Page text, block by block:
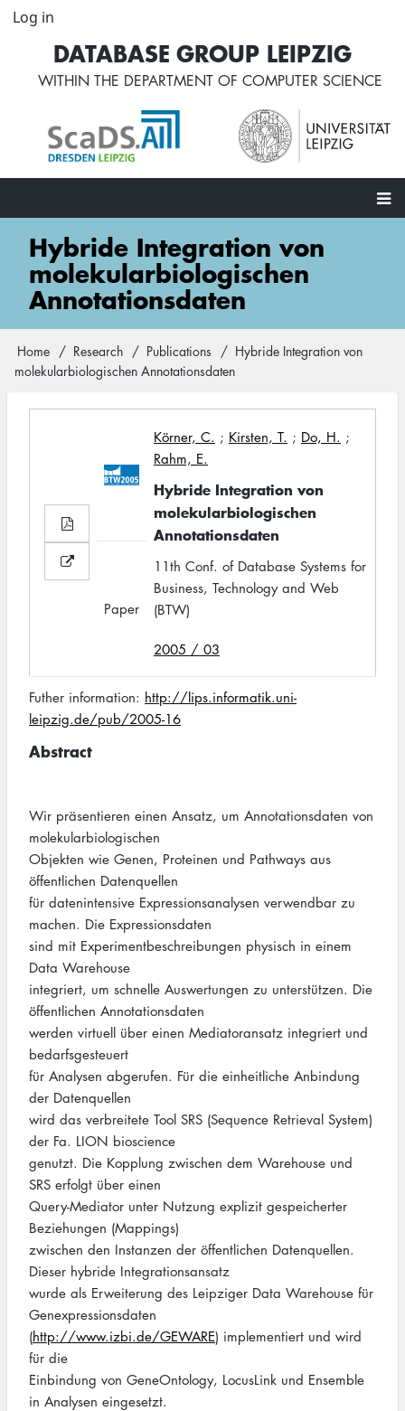
Skip
content
User
account
menu
Log in
DATABASE GROUP LEIPZIG
WITHIN THE DEPARTMENT OF COMPUTER SCIENCE
Main
navigation
Hybride Integration von
molekularbiologischen
Annotationsdaten
Breadcrumb
Home Research Publications
Hybride Integration von
molekularbiologischen Annotationsdaten
Körner, C. ; Kirsten, T. ; Do, H. ;
Rahm, E.
Hybride Integration von
molekularbiologischen
Annotationsdaten
11th Conf. of Database Systems for
Business, Technology and Web
(BTW)
2005 / 03
Paper
Futher information: http://lips.informatik.uni-
leipzig.de/pub/2005-16
Abstract
Wir präsentieren einen Ansatz, um Annotationsdaten von
molekularbiologischen
Objekten wie Genen, Proteinen und Pathways aus
öffentlichen Datenquellen
für datenintensive Expressionsanalysen verwendbar zu
machen. Die Expressionsdaten
sind mit Experimentbeschreibungen physisch in einem
Data Warehouse
integriert, um schnelle Auswertungen zu unterstützen. Die
öffentlichen Annotationsdaten
werden virtuell über einen Mediatoransatz integriert und
bedarfsgesteuert
für Analysen abgerufen. Für die einheitliche Anbindung
der Datenquellen
wird das verbreitete Tool SRS (Sequence Retrieval System)
der Fa. LION bioscience
genutzt. Die Kopplung zwischen dem Warehouse und
SRS erfolgt über einen
Query-Mediator unter Nutzung explizit gespeicherter
Beziehungen (Mappings)
zwischen den Instanzen der öffentlichen Datenquellen.
Dieser hybride Integrationsansatz
wurde als Erweiterung des Leipziger Data Warehouse für
Genexpressionsdaten
(http://www.izbi.de/GEWARE) implementiert und wird
für die
Einbindung von GeneOntology, LocusLink und Ensemble
in Analysen eingesetzt.